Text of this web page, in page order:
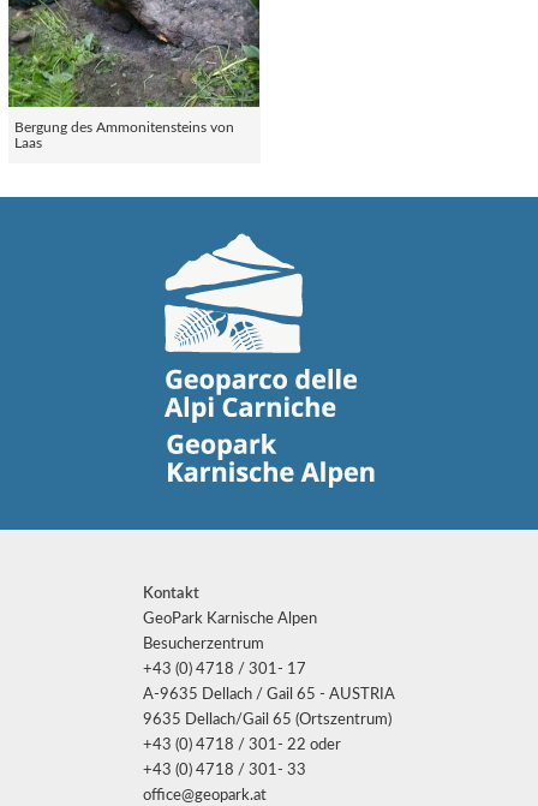
Bergung des Ammonitensteins von
Laas
Kontakt
GeoPark Karnische Alpen
Besucherzentrum
+43 (0) 4718 / 301- 17
A-9635 Dellach / Gail 65 - AUSTRIA
9635 Dellach/Gail 65 (Ortszentrum)
+43 (0) 4718 / 301- 22 oder
+43 (0) 4718 / 301- 33
office@geopark.at